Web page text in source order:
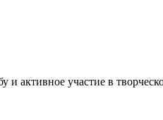
и активное участие в